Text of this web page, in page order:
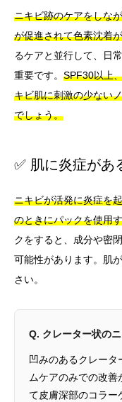
ニキビ跡のケアをしな
が促進されて色素沈着
るケアと並行して、日
重要です。 SPF30以上
キビ肌に刺激の少ない
でしょう。
✅ 肌に炎症があ
ニキビが活発に炎症を
のときにパックを使用
クをすると、成分や密
可能性があります。肌
さい。
Q. クレーター状の
凹みのあるクレー
ムケアのみでの改善
て皮膚深部のコラー